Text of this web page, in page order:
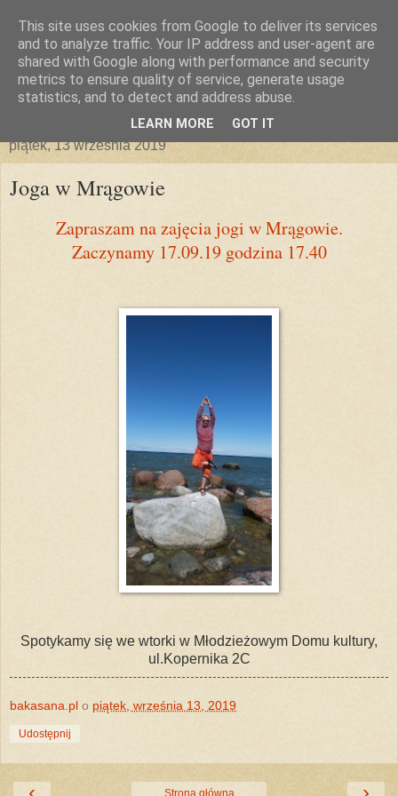
piątek, 13 września 2019
Joga w Mrągowie
Zapraszam na zajęcia jogi w Mrągowie.
Zaczynamy 17.09.19 godzina 17.40
Spotykamy się we wtorki w Młodzieżowym Domu kultury,
ul.Kopernika 2C
bakasana.pl o piątek, września 13, 2019
Udostępnij
Strona główna
This site uses cookies from Google to deliver its services
and to analyze traffic. Your IP address and user-agent are
shared with Google along with performance and security
metrics to ensure quality of service, generate usage
statistics, and to detect and address abuse.
LEARN MORE GOT IT